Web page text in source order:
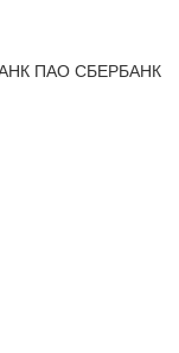
ПАО СБЕРБАНК